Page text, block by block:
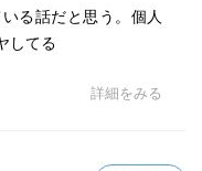
る話だと思う。個人
してる
詳細をみる